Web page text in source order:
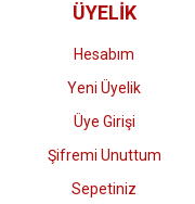
ÜYELİK
Hesabım
Yeni Üyelik
Üye Girişi
Şifremi Unuttum
Sepetiniz